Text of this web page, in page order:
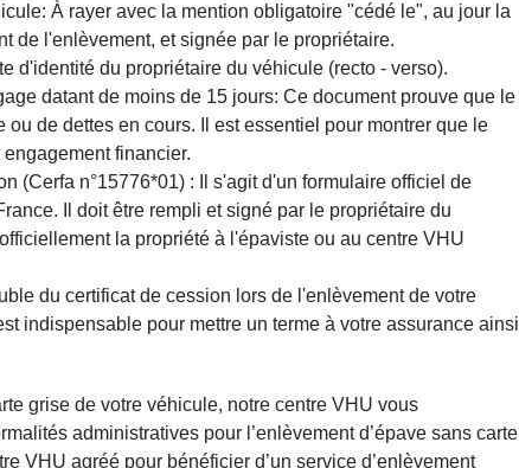
À rayer avec la mention obligatoire "cédé le", au jour la
de l'enlèvement, et signée par le propriétaire.
d'identité du propriétaire du véhicule (recto - verso).
datant de moins de 15 jours: Ce document prouve que le
ou de dettes en cours. Il est essentiel pour montrer que le
financier.
(Cerfa n°15776*01) : Il s'agit d'un formulaire officiel de
Il doit être rempli et signé par le propriétaire du
la propriété à l'épaviste ou au centre VHU
du certificat de cession lors de l'enlèvement de votre
indispensable pour mettre un terme à votre assurance ainsi
grise de votre véhicule, notre centre VHU vous
administratives pour l’enlèvement d’épave sans carte
VHU agréé pour bénéficier d’un service d’enlèvement